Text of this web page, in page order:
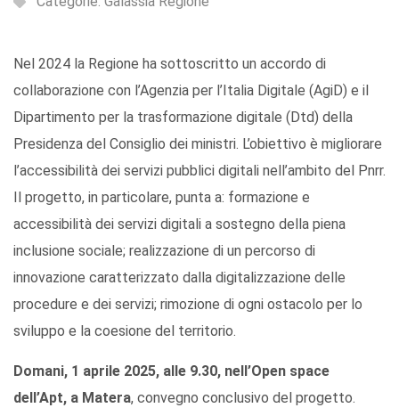
Nel 2024 la Regione ha sottoscritto un accordo di
collaborazione con l’Agenzia per l’Italia Digitale (AgiD) e il
Dipartimento per la trasformazione digitale (Dtd) della
Presidenza del Consiglio dei ministri. L’obiettivo è migliorare
l’accessibilità dei servizi pubblici digitali nell’ambito del Pnrr.
Il progetto, in particolare, punta a: formazione e
accessibilità dei servizi digitali a sostegno della piena
inclusione sociale; realizzazione di un percorso di
innovazione caratterizzato dalla digitalizzazione delle
procedure e dei servizi; rimozione di ogni ostacolo per lo
sviluppo e la coesione del territorio.
Domani, 1 aprile 2025, alle 9.30, nell’Open space
dell’Apt, a Matera, convegno conclusivo del progetto.